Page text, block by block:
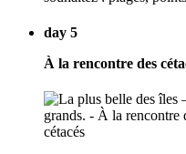
day 5
À la rencontre des